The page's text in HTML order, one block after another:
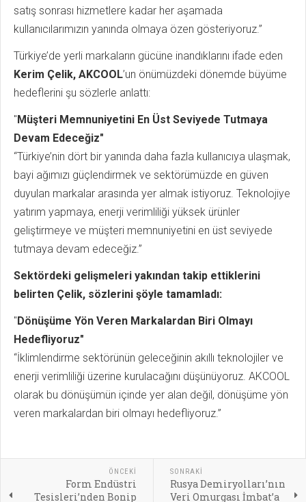
satış sonrası hizmetlere kadar her aşamada
kullanıcılarımızın yanında olmaya özen gösteriyoruz.”
Türkiye’de yerli markaların gücüne inandıklarını ifade eden
Kerim Çelik, AKCOOL’un önümüzdeki dönemde büyüme
hedeflerini şu sözlerle anlattı:
"Müşteri Memnuniyetini En Üst Seviyede Tutmaya
Devam Edeceğiz"
“Türkiye’nin dört bir yanında daha fazla kullanıcıya ulaşmak,
bayi ağımızı güçlendirmek ve sektörümüzde en güven
duyulan markalar arasında yer almak istiyoruz. Teknolojiye
yatırım yapmaya, enerji verimliliği yüksek ürünler
geliştirmeye ve müşteri memnuniyetini en üst seviyede
tutmaya devam edeceğiz.”
Sektördeki gelişmeleri yakından takip ettiklerini
belirten Çelik, sözlerini şöyle tamamladı:
"Dönüşüme Yön Veren Markalardan Biri Olmayı
Hedefliyoruz"
“İklimlendirme sektörünün geleceğinin akıllı teknolojiler ve
enerji verimliliği üzerine kurulacağını düşünüyoruz. AKCOOL
olarak bu dönüşümün içinde yer alan değil, dönüşüme yön
veren markalardan biri olmayı hedefliyoruz.”
ÖNCEKI
Form Endüstri
Tesisleri’nden Bonip
SONRAKI
Rusya Demiryolları’nın
Veri Omurgası İmbat’a